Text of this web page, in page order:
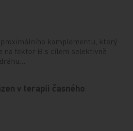
komplementu, který
na faktor B s cílem selektivně
v terapii časného